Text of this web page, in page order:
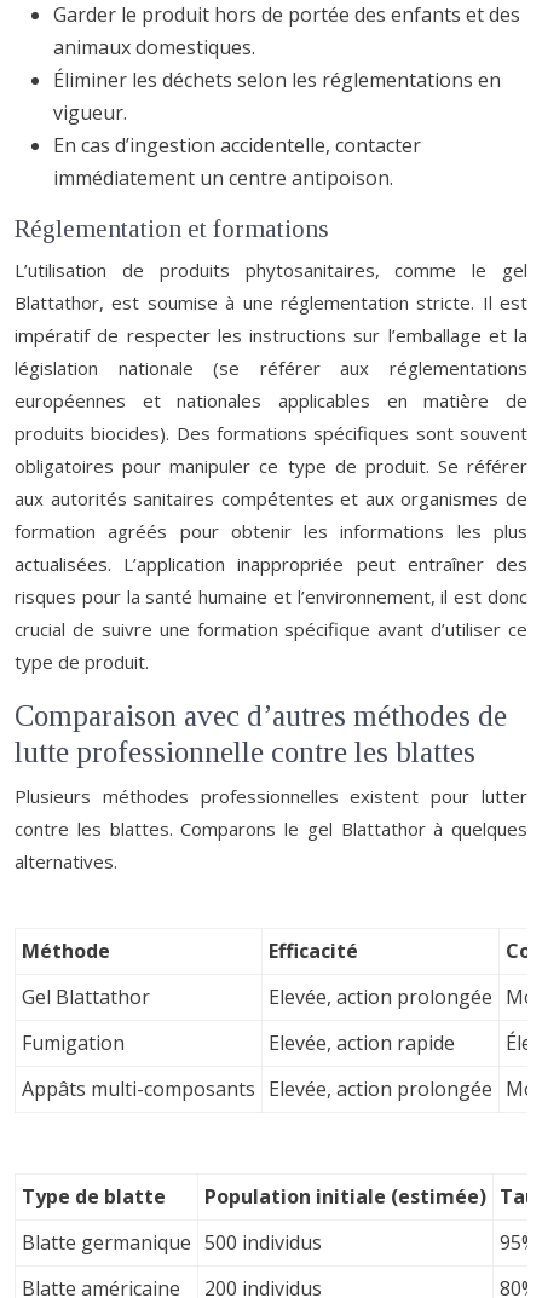
Garder le produit hors de portée des enfants et des
animaux domestiques.
Éliminer les déchets selon les réglementations en
vigueur.
En cas d’ingestion accidentelle, contacter
immédiatement un centre antipoison.
Réglementation et formations
L’utilisation de produits phytosanitaires, comme le gel
Blattathor, est soumise à une réglementation stricte. Il est
impératif de respecter les instructions sur l’emballage et la
législation nationale (se référer aux réglementations
européennes et nationales applicables en matière de
produits biocides). Des formations spécifiques sont souvent
obligatoires pour manipuler ce type de produit. Se référer
aux autorités sanitaires compétentes et aux organismes de
formation agréés pour obtenir les informations les plus
actualisées. L’application inappropriée peut entraîner des
risques pour la santé humaine et l’environnement, il est donc
crucial de suivre une formation spécifique avant d’utiliser ce
type de produit.
Comparaison avec d’autres méthodes de
lutte professionnelle contre les blattes
Plusieurs méthodes professionnelles existent pour lutter
contre les blattes. Comparons le gel Blattathor à quelques
alternatives.
Méthode Efficacité
Gel Blattathor
Elevée, action prolongée
Fumigation
Elevée, action rapide
Appâts multi-composants Elevée, action prolongée
Type de blatte Population initiale (estimée)
Blatte germanique 500 individus
95%
Blatte américaine
200 individus 80%